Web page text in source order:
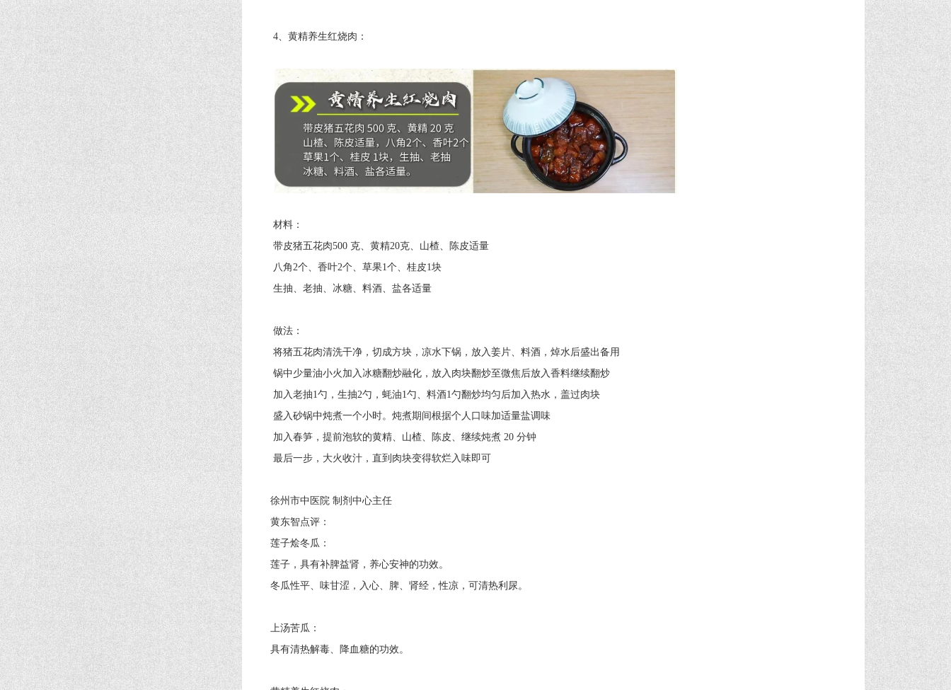
4、黄精养生红烧肉：
材料：
带皮猪五花肉500 克、黄精20克、山楂、陈皮适量
八角2个、香叶2个、草果1个、桂皮1块
生抽、老抽、冰糖、料酒、盐各适量
做法：
将猪五花肉清洗干净，切成方块，凉水下锅，放入姜片、料酒，焯水后盛出备用
锅中少量油小火加入冰糖翻炒融化，放入肉块翻炒至微焦后放入香料继续翻炒
加入老抽1勺，生抽2勺，蚝油1勺、料酒1勺翻炒均匀后加入热水，盖过肉块
盛入砂锅中炖煮一个小时。炖煮期间根据个人口味加适量盐调味
加入春笋，提前泡软的黄精、山楂、陈皮、继续炖煮 20 分钟
最后一步，大火收汁，直到肉块变得软烂入味即可
徐州市中医院 制剂中心主任
黄东智点评：
莲子烩冬瓜：
莲子，具有补脾益肾，养心安神的功效。
冬瓜性平、味甘涩，入心、脾、肾经，性凉，可清热利尿。
上汤苦瓜：
具有清热解毒、降血糖的功效。